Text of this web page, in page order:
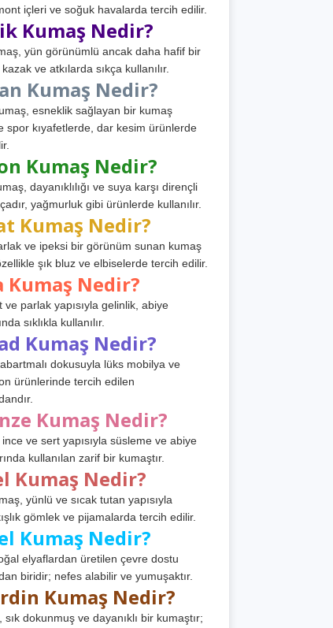
içleri ve soğuk havalarda tercih edilir.
Kumaş Nedir?
yün görünümlü ancak daha hafif bir
ve atkılarda sıkça kullanılır.
Kumaş Nedir?
esneklik sağlayan bir kumaş
spor kıyafetlerde, dar kesim ürünlerde
Kumaş Nedir?
dayanıklılığı ve suya karşı dirençli
yağmurluk gibi ürünlerde kullanılır.
Kumaş Nedir?
ve ipeksi bir görünüm sunan kumaş
şık bluz ve elbiselerde tercih edilir.
Kumaş Nedir?
ve parlak yapısıyla gelinlik, abiye
sıklıkla kullanılır.
Kumaş Nedir?
dokusuyla lüks mobilya ve
ürünlerinde tercih edilen
Kumaş Nedir?
ve sert yapısıyla süsleme ve abiye
kullanılan zarif bir kumaştır.
Kumaş Nedir?
yünlü ve sıcak tutan yapısıyla
gömlek ve pijamalarda tercih edilir.
Kumaş Nedir?
elyaflardan üretilen çevre dostu
biridir; nefes alabilir ve yumuşaktır.
Kumaş Nedir?
dokunmuş ve dayanıklı bir kumaştır;